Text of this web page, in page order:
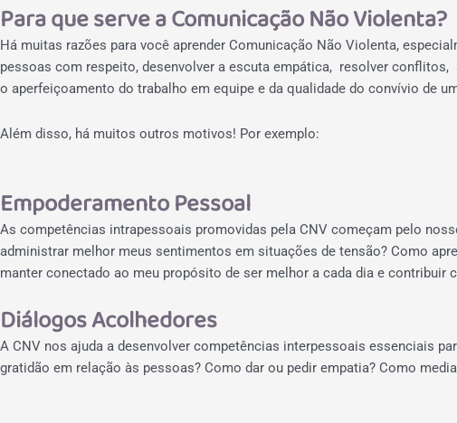
Para que serve a Comunicação Não Violenta?
Há muitas razões para você aprender Comunicação Não Violenta,
pessoas com respeito, desenvolver a escuta empática, resolver
o aperfeiçoamento do trabalho em equipe e da qualidade do convívio de
Além disso, há muitos outros motivos! Por exemplo:
Empoderamento Pessoal
As competências intrapessoais promovidas pela CNV começam pelo
administrar melhor meus sentimentos em situações de tensão? Como
manter conectado ao meu propósito de ser melhor a cada dia e contribuir
Diálogos Acolhedores
A CNV nos ajuda a desenvolver competências interpessoais essenciais
gratidão em relação às pessoas? Como dar ou pedir empatia? Como